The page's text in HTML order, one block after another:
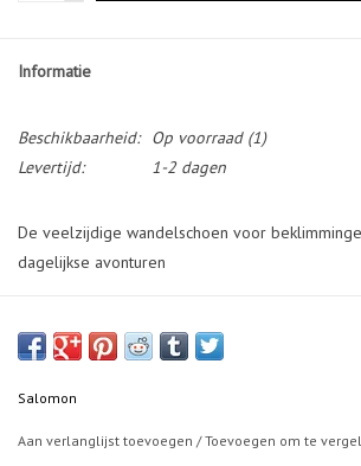
Informatie
Beschikbaarheid: Op voorraad(1)
Levertijd:
1-2 dagen
De veelzijdige wandelschoen voor
dagelijkse avonturen
wandelschoen de beste optie voor
ULTRA PIONEER AERO zit vol met alle
maar is toch veelzijdig genoeg om je dagelijkse
Voordelen
Salomon
Aan verlanglijst toevoegen /Toevoegen om te